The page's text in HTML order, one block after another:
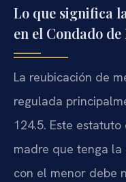
Lo que significa
en el Condado
La reubicación de
regulada
124.5. Este
madre que tenga
con el menor debe